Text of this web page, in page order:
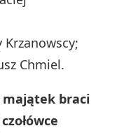
Krzanowscy;
Chmiel.
braci